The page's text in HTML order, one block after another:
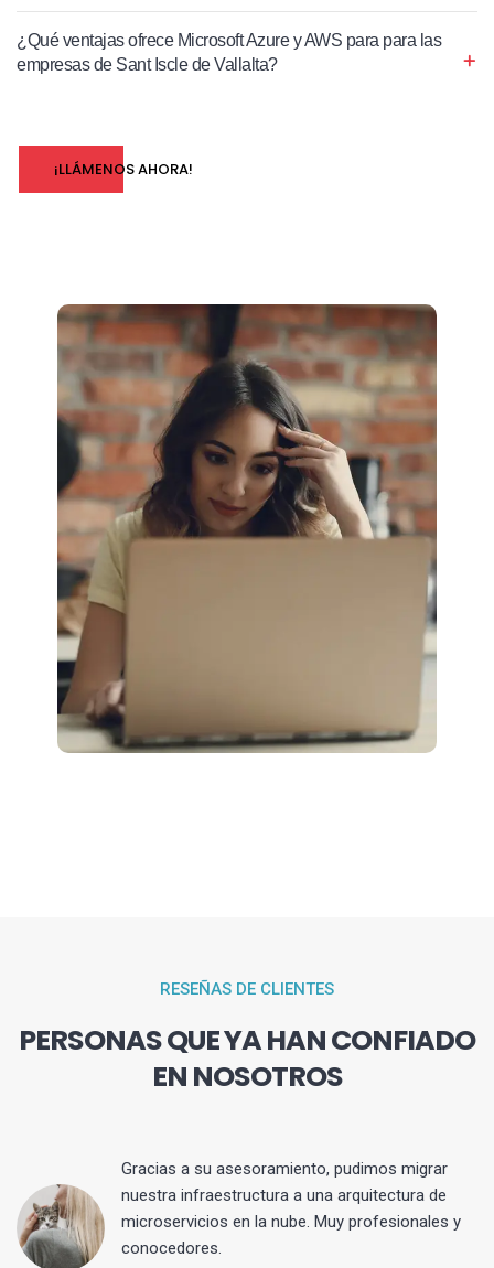
¿Qué ventajas ofrece Microsoft Azure y AWS para para las
empresas de Sant Iscle de Vallalta?
¡LLÁMENOS AHORA!
RESEÑAS DE CLIENTES
PERSONAS QUE YA HAN CONFIADO
EN NOSOTROS
Gracias a su asesoramiento, pudimos migrar
nuestra infraestructura a una arquitectura de
microservicios en la nube. Muy profesionales y
conocedores.